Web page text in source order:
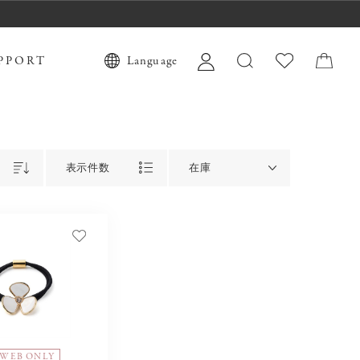
Language
表示件数 在庫
WEB ONLY